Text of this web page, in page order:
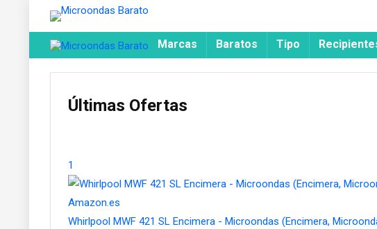
Marcas Baratos Tipo
Últimas Ofertas
1
Amazon.es
Whirlpool MWF 421 SL Encimera - Microondas (Encimera,